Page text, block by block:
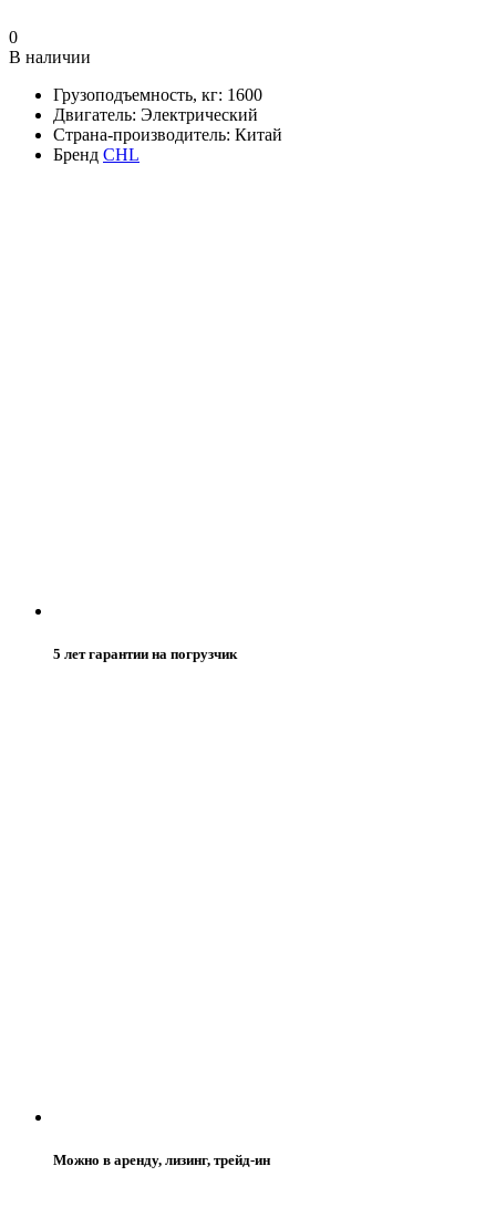
0
В наличии
Грузоподъемность, кг: 1600
Двигатель: Электрический
Страна-производитель: Китай
Бренд CHL
5 лет гарантии на погрузчик
Можно в аренду, лизинг, трейд-ин